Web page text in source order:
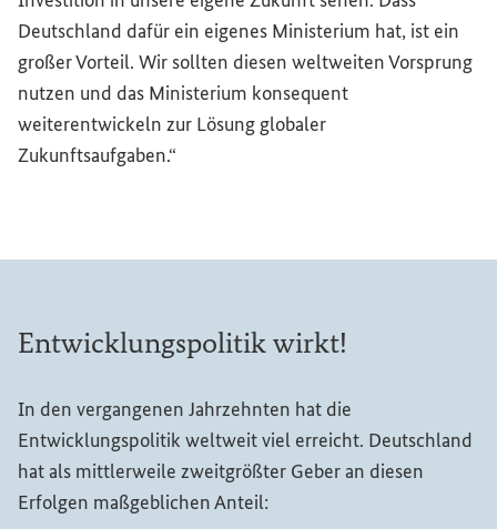
Deutschland dafür ein eigenes Ministerium hat, ist ein
großer Vorteil. Wir sollten diesen weltweiten Vorsprung
nutzen und das Ministerium konsequent
weiterentwickeln zur Lösung globaler
Zukunftsaufgaben.“
Entwicklungspolitik wirkt!
In den vergangenen Jahrzehnten hat die
Entwicklungspolitik weltweit viel erreicht. Deutschland
hat als mittlerweile zweitgrößter Geber an diesen
Erfolgen maßgeblichen Anteil: